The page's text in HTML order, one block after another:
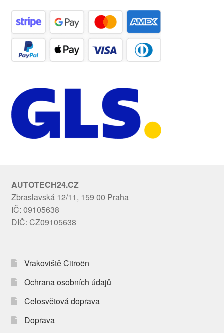
AUTOTECH24.CZ
Zbraslavská 12/11, 159 00 Praha
IČ: 09105638
DIČ: CZ09105638
Vrakoviště Citroën
Ochrana osobních údajů
Celosvětová doprava
Doprava